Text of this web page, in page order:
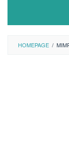
HOMEPAGE /